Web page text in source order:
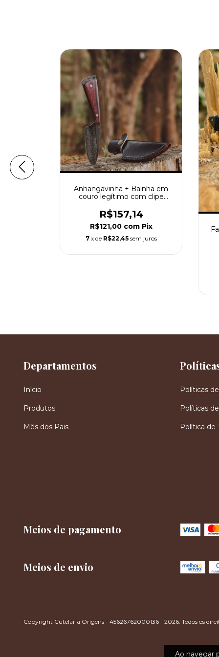
Ao navegar
Anhangavinha + Bainha em
couro legítimo com clipe
R$157,14
R$121,00 com Pix
7 x de R$22,45 sem juros
Departamentos
Início
Produtos
Mês dos Pais
Políticas
Políticas
Política de
Meios de pagamento
Meios de envio
Copyright Cutelaria Origens - 45626762000136 - 2026. Todos os